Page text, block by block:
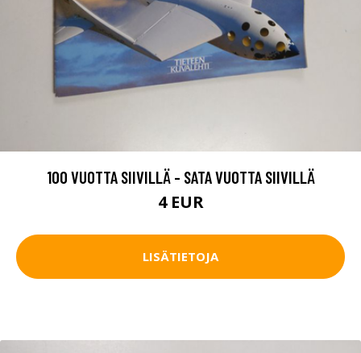
100 VUOTTA SIIVILLÄ - SATA VUOTTA SIIVILLÄ
4 EUR
LISÄTIETOJA